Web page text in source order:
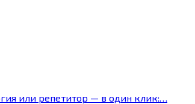
или репетитор — в один клик:…